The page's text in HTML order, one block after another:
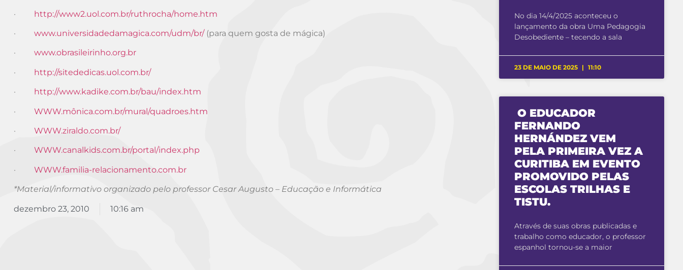
· http://www2.uol.com.br/ruthrocha/home.htm
· www.universidadedamagica.com/udm/br/(para quem gosta de mágica)
· www.obrasileirinho.org.br
· http://sitededicas.uol.com.br/
· http://www.kadike.com.br/bau/index.htm
· WWW.mônica.com.br/mural/quadroes.htm
· WWW.ziraldo.com.br/
· WWW.canalkids.com.br/portal/index.php
· WWW.familia-relacionamento.com.br
*Material/informativo organizado pelo professor Cesar Augusto – Educação e Informática
dezembro 23, 2010 10:16 am
No dia 14/4/2025 aconteceu o
lançamento da obra Uma Pedagogia
Desobediente – tecendo a sala
23 DE MAIO DE 2025 11:10
O EDUCADOR
FERNANDO
HERNÁNDEZ VEM
PELA PRIMEIRA VEZ A
CURITIBA EM EVENTO
PROMOVIDO PELAS
ESCOLAS TRILHAS E
TISTU.
Através de suas obras publicadas e
trabalho como educador, o professor
espanhol tornou-se a maior